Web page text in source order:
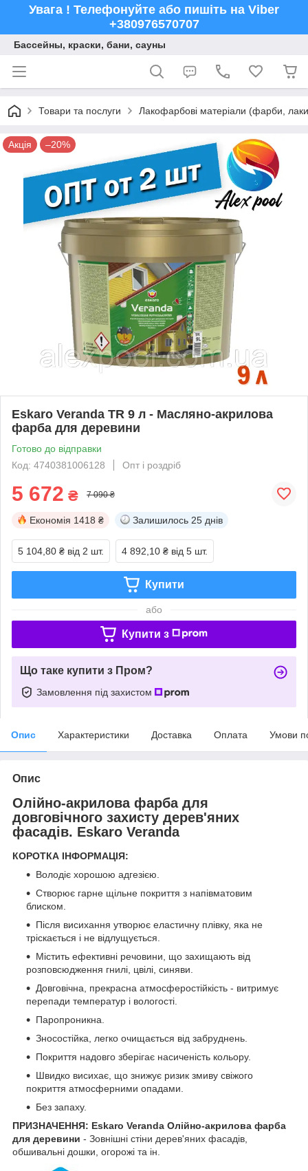
Увага ! Телефонуйте або пишіть на Viber
+380976570707
Бассейны, краски, бани, сауны
Товари та послуги Лакофарбові матеріали (фарби,
Акція –20%
Eskaro Veranda TR 9 л - Масляно-акрилова
фарба для деревини
Готово до відправки
Код: 4740381006128
Опт і роздріб
5 672 ₴ 7 090 ₴
Економія 1418 ₴ Залишилось 25 днів
5 104,80 ₴ від 2 шт. 4 892,10 ₴ від 5 шт.
Купити
або
Купити з
Що таке купити з Пром?
Замовлення під захистом
Опис Характеристики Доставка Оплата Умови
Опис
Олійно-акрилова фарба для
довговічного захисту дерев'яних
фасадів. Eskaro Veranda
КОРОТКА ІНФОРМАЦІЯ:
Володіє хорошою адгезією.
Створює гарне щільне покриття з напівматовим
блиском.
Після висихання утворює еластичну плівку, яка не
тріскається і не відлущується.
Містить ефективні речовини, що захищають від
розповсюдження гнилі, цвілі, синяви.
Довговічна, прекрасна атмосферостійкість - витримує
перепади температур і вологості.
Паропроникна.
Зносостійка, легко очищається від забруднень.
Покриття надовго зберігає насиченість кольору.
Швидко висихає, що знижує ризик змиву свіжого
покриття атмосферними опадами.
Без запаху.
ПРИЗНАЧЕННЯ: Eskaro Veranda Олійно-акрилова фарба
для деревини - Зовнішні стіни дерев'яних фасадів,
обшивальні дошки, огорожі та ін.